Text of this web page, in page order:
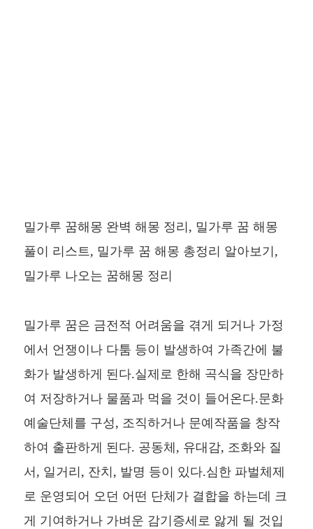
밀가루 꿈해몽 완벽 해몽 정리, 밀가루 꿈 해몽
풀이 리스트, 밀가루 꿈 해몽 총정리 알아보기,
밀가루 나오는 꿈해몽 정리
밀가루 꿈은 금전적 어려움을 겪게 되거나 가정
에서 언쟁이나 다툼 등이 발생하여 가족간에 불
화가 발생하게 된다.실제로 한해 곡식을 장만하
여 저장하거나 물품과 먹을 것이 들어온다.문화
예술단체를 구성, 조직하거나 문예작품을 창작
하여 출판하게 된다. 공동체, 유대감, 조화와 질
서, 일거리, 잔치, 발명 등이 있다.심한 파벌체제
로 운영되어 오던 어떤 단체가 결합을 하는데 크
게 기여하거나 가벼운 감기증세로 앓게 될 것입